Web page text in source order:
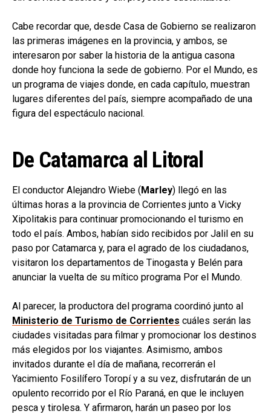
Cabe recordar que, desde Casa de Gobierno se realizaron
las primeras imágenes en la provincia, y ambos, se
interesaron por saber la historia de la antigua casona
donde hoy funciona la sede de gobierno. Por el Mundo, es
un programa de viajes donde, en cada capítulo, muestran
lugares diferentes del país, siempre acompañado de una
figura del espectáculo nacional.
De Catamarca al Litoral
El conductor Alejandro Wiebe (Marley) llegó en las
últimas horas a la provincia de Corrientes junto a Vicky
Xipolitakis para continuar promocionando el turismo en
todo el país. Ambos, habían sido recibidos por Jalil en su
paso por Catamarca y, para el agrado de los ciudadanos,
visitaron los departamentos de Tinogasta y Belén para
anunciar la vuelta de su mítico programa Por el Mundo.
Al parecer, la productora del programa coordinó junto al
Ministerio de Turismo de Corrientes cuáles serán las
ciudades visitadas para filmar y promocionar los destinos
más elegidos por los viajantes. Asimismo, ambos
invitados durante el día de mañana, recorrerán el
Yacimiento Fosilífero Toropí y a su vez, disfrutarán de un
opulento recorrido por el Río Paraná, en que le incluyen
pesca y tirolesa. Y afirmaron, harán un paseo por los